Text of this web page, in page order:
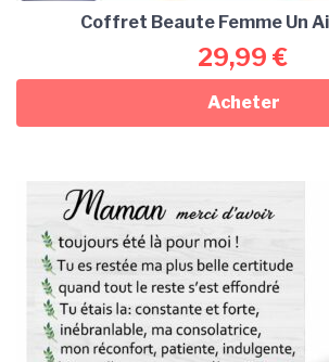
Coffret Beaute Femme Un
29,99 €
Acheter